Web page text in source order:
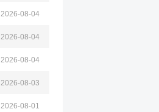
2026-08-04
2026-08-04
2026-08-04
2026-08-03
2026-08-01